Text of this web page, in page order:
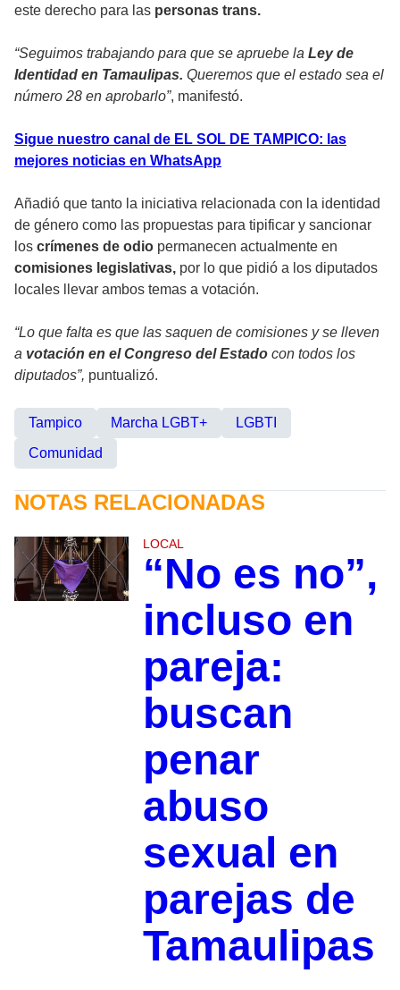
este derecho para las personas trans.
“Seguimos trabajando para que se apruebe la Ley de
Identidad en Tamaulipas. Queremos que el estado sea el
número 28 en aprobarlo”, manifestó.
Sigue nuestro canal de EL SOL DE TAMPICO: las
mejores noticias en WhatsApp
Añadió que tanto la iniciativa relacionada con la identidad
de género como las propuestas para tipificar y sancionar
los crímenes de odio permanecen actualmente en
comisiones legislativas, por lo que pidió a los diputados
locales llevar ambos temas a votación.
“Lo que falta es que las saquen de comisiones y se lleven
a votación en el Congreso del Estado con todos los
diputados”, puntualizó.
Tampico Marcha LGBT+
LGBTI
Comunidad
NOTAS RELACIONADAS
LOCAL
“No es no”,
incluso en
pareja:
buscan
penar
abuso
sexual en
parejas de
Tamaulipas